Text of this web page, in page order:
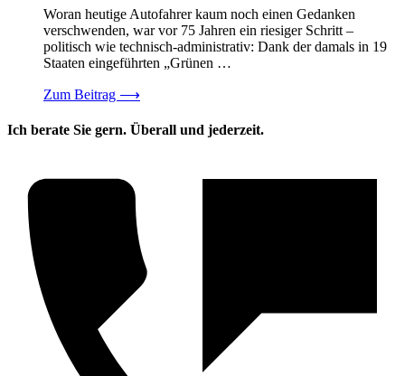
Woran heutige Autofahrer kaum noch einen Gedanken
verschwenden, war vor 75 Jahren ein riesiger Schritt –
politisch wie technisch-administrativ: Dank der damals in 19
Staaten eingeführten „Grünen …
Zum Beitrag ⟶
Ich berate Sie gern. Überall und jederzeit.